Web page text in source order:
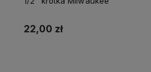
22,00 zł